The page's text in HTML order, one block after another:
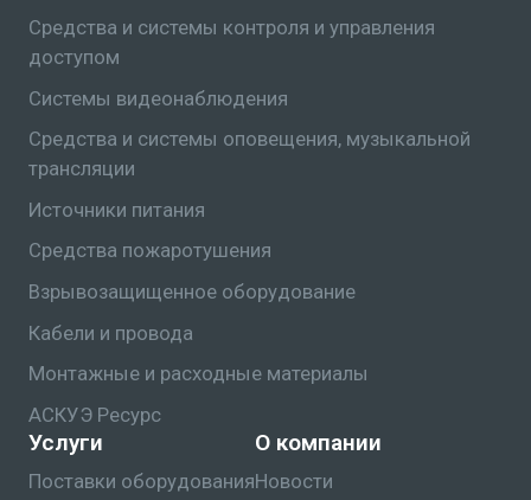
Средства и системы контроля и управления
доступом
Системы видеонаблюдения
Средства и системы оповещения, музыкальной
трансляции
Источники питания
Средства пожаротушения
Взрывозащищенное оборудование
Кабели и провода
Монтажные и расходные материалы
АСКУЭ Ресурс
Услуги
Поставки оборудования
О компании
Новости